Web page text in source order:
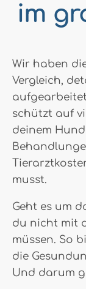
im
Wir haben
Vergleich,
schützt auf
deinem
musst.
Geht es um
du nicht mit
müssen. So
die
Und darum